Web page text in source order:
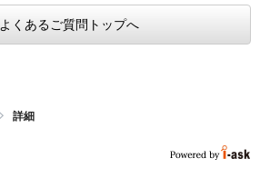
よくあるご質問トップへ
詳細